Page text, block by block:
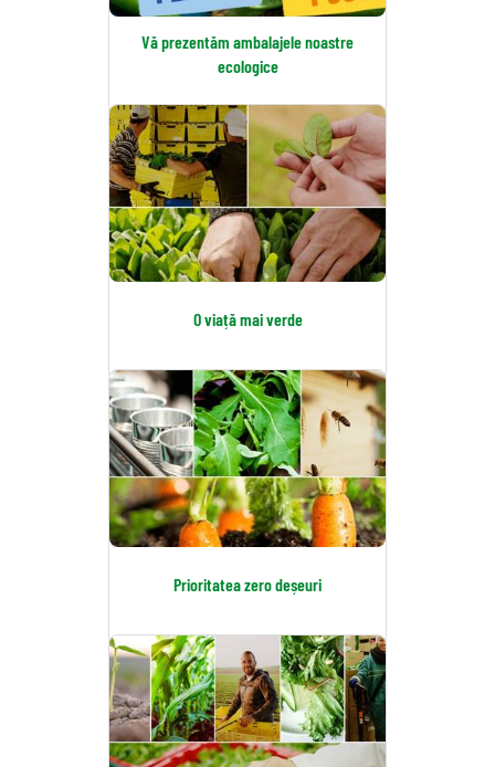
Vă prezentăm ambalajele noastre
ecologice
O viață mai verde
Prioritatea zero deșeuri